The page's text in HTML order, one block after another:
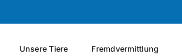
Unsere Tiere Fremdvermittlung